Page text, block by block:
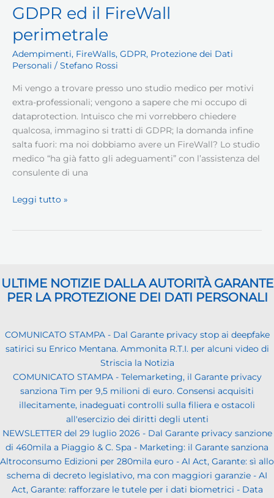
regole
del
Garante
studi
farmacie
ed
aziende
sanitarie
GDPR ed il FireWall
perimetrale
Adempimenti, FireWalls, GDPR, Protezione dei Dati
Personali / Stefano Rossi
Mi vengo a trovare presso uno studio medico per motivi
extra-professionali; vengono a sapere che mi occupo di
dataprotection. Intuisco che mi vorrebbero chiedere
qualcosa, immagino si tratti di GDPR; la domanda infine
salta fuori: ma noi dobbiamo avere un FireWall? Lo studio
medico “ha già fatto gli adeguamenti” con l’assistenza del
consulente di una
GDPR
Leggi tutto »
ULTIME NOTIZIE DALLA AUTORITÀ GARANTE
PER LA PROTEZIONE DEI DATI PERSONALI
COMUNICATO STAMPA - Dal Garante privacy stop ai deepfake
satirici su Enrico Mentana. Ammonita R.T.I. per alcuni video di
Striscia la Notizia
COMUNICATO STAMPA - Telemarketing, il Garante privacy
sanziona Tim per 9,5 milioni di euro. Consensi acquisiti
illecitamente, inadeguati controlli sulla filiera e ostacoli
all'esercizio dei diritti degli utenti
NEWSLETTER del 29 luglio 2026 - Dal Garante privacy sanzione
di 460mila a Piaggio & C. Spa - Marketing: il Garante sanziona
Altroconsumo Edizioni per 280mila euro - AI Act, Garante: sì allo
schema di decreto legislativo, ma con maggiori garanzie - AI
Act, Garante: rafforzare le tutele per i dati biometrici - Data